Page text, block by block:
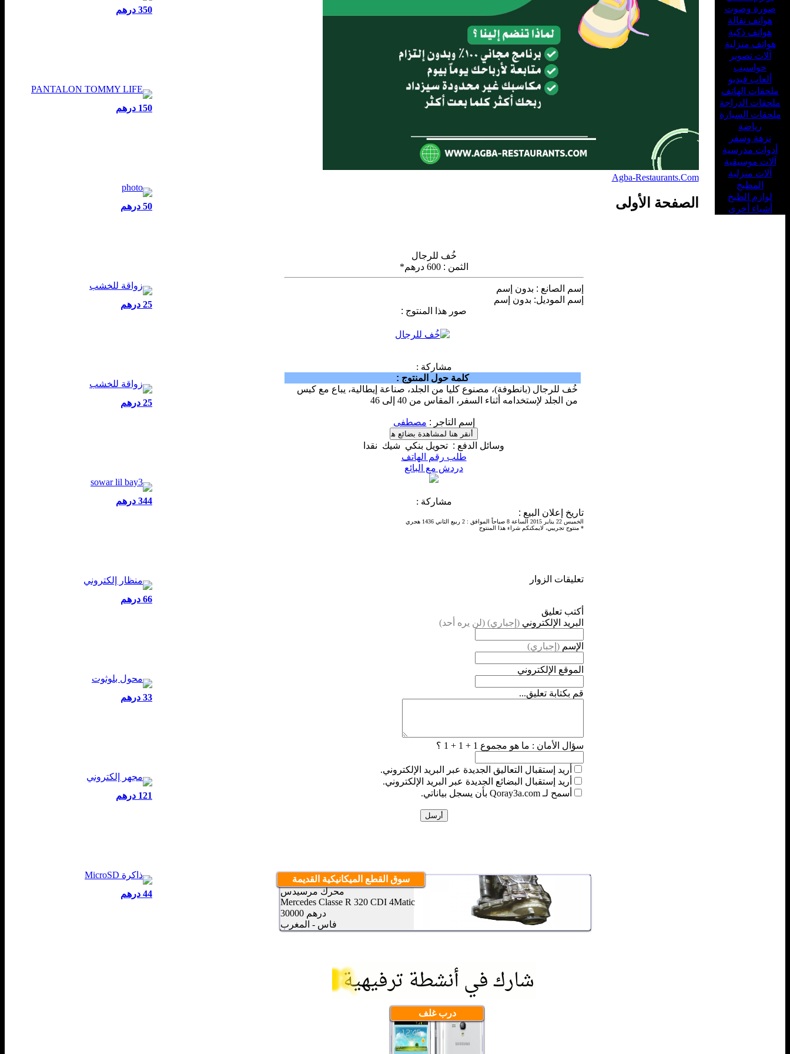
صورة وصوت
هواتف نقالة
هواتف ذكية
هواتف منزلية
آلات تصوير
حواسيب
ألعاب فيديو
ملحقات الهاتف
ملحقات الدراجة
ملحقات السيارة
رياضة
نزهة وسفر
أدوات مدرسية
آلات موسيقية
آلات منزلية
المطبخ
لوازم الطبخ
أشياء أخرى
Agba-Restaurants.Com
الصفحة الأولى
خُف للرجال
الثمن : 600 درهم*
إسم الصانع : بدون إسم
إسم الموديل: بدون إسم
صور هذا المنتوج :
مشاركة :
كلمة حول المنتوج :
خُف للرجال (بانطوفة)، مصنوع كليا من الجلد، صناعة إيطالية، يباع مع كيس
من الجلد لإستخدامه أثناء السفر، المقاس من 40 إلى 46
إسم التاجر : مصطفى
وسائل الدفع : تحويل بنكي شيك نقدا
طلب رقم الهاتف
دردش مع البائع
مشاركة :
تاريخ إعلان البيع :
الخميس 22 يناير 2015 الساعة 8 صباحاً الموافق : 2 ربيع الثاني 1436 هجري
* منتوج تجريبي، لايمكنكم شراء هذا المنتوح
تعليقات الزوار
أكتب تعليق
البريد الإلكتروني(إجباري) (لن يره أحد)
الإسم(إجباري)
الموقع الإلكتروني
قم بكتابة تعليق...
سؤال الأمان : ما هو مجموع 1 + 1 + 1 ؟
أريد إستقبال التعاليق الجديدة عبر البريد الإلكتروني.
أريد إستقبال البضائع الجديدة عبر البريد الإلكتروني.
أسمح لـ Qoray3a.com بأن يسجل بياناتي.
350 درهم
150 درهم
50 درهم
25 درهم
25 درهم
344 درهم
66 درهم
33 درهم
121 درهم
44 درهم